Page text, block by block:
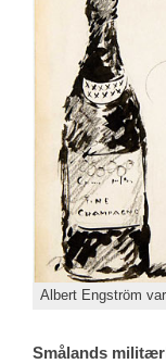
Albert Engström
Smålands